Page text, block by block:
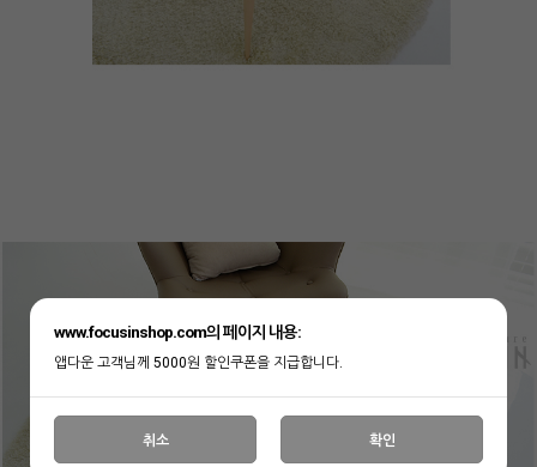
www.focusinshop.com의 페이지 내용:
앱다운 고객님께 5000원 할인쿠폰을 지급합니다.
취소 확인